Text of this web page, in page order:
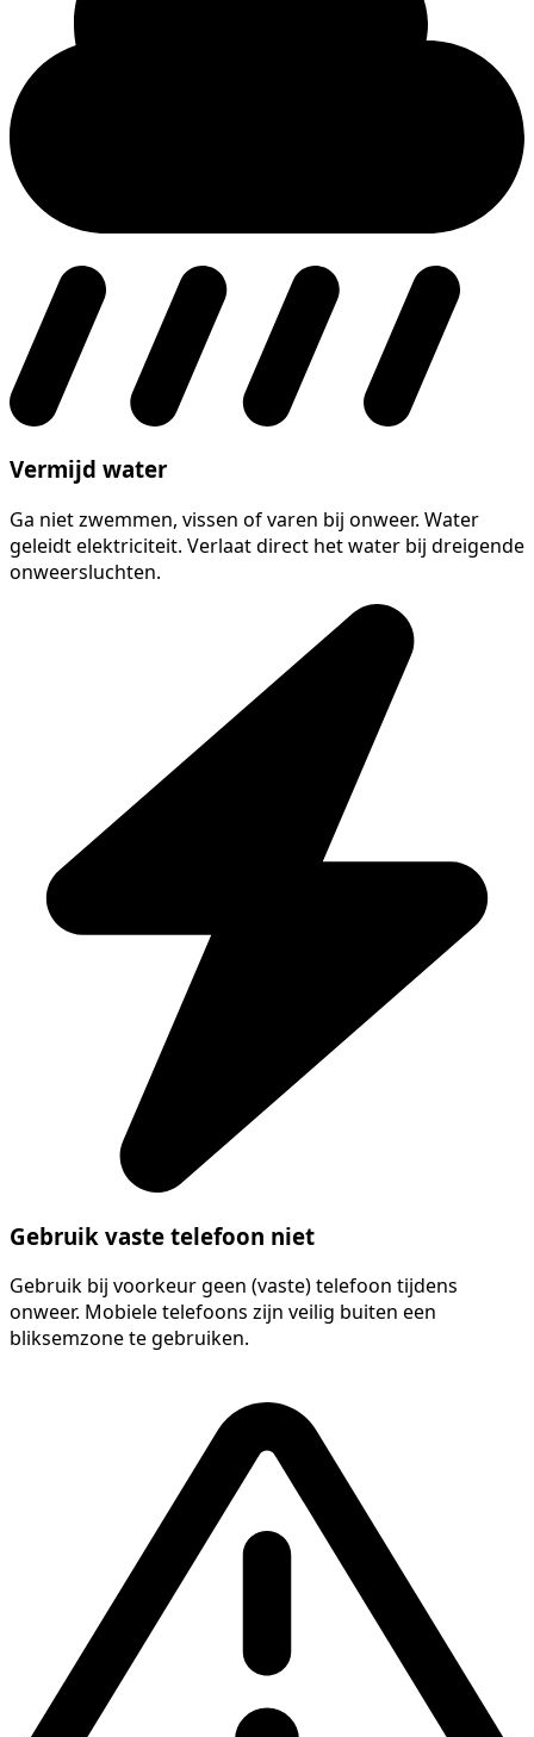
Vermijd water
Ga niet zwemmen, vissen of varen bij onweer. Water
geleidt elektriciteit. Verlaat direct het water bij dreigende
onweersluchten.
Gebruik vaste telefoon niet
Gebruik bij voorkeur geen (vaste) telefoon tijdens
onweer. Mobiele telefoons zijn veilig buiten een
bliksemzone te gebruiken.